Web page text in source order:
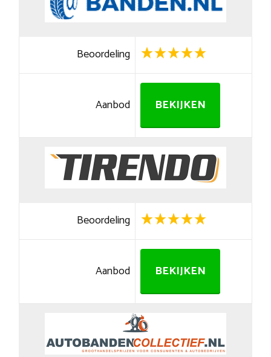
Beoordeling
Aanbod BEKIJKEN
Beoordeling
Aanbod BEKIJKEN